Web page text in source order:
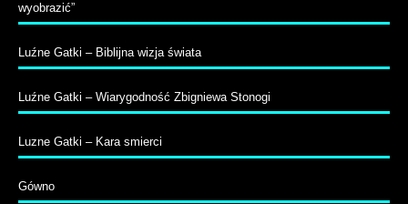
wyobrazić”
Luźne Gatki – Biblijna wizja świata
Luźne Gatki – Wiarygodność Zbigniewa Stonogi
Luzne Gatki – Kara smierci
Gówno